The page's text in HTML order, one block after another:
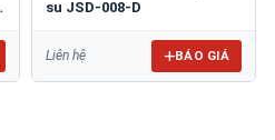
su JSD-008-D
Liên hệ BÁO GIÁ